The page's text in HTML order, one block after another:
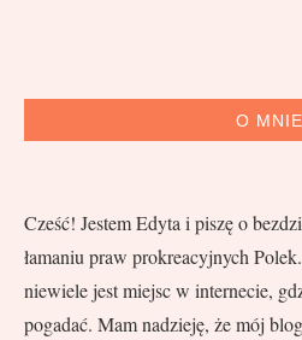
O MNIE
Cześć! Jestem Edyta i piszę o
łamaniu praw prokreacyjnych
niewiele jest miejsc w internecie,
pogadać. Mam nadzieję, że mój